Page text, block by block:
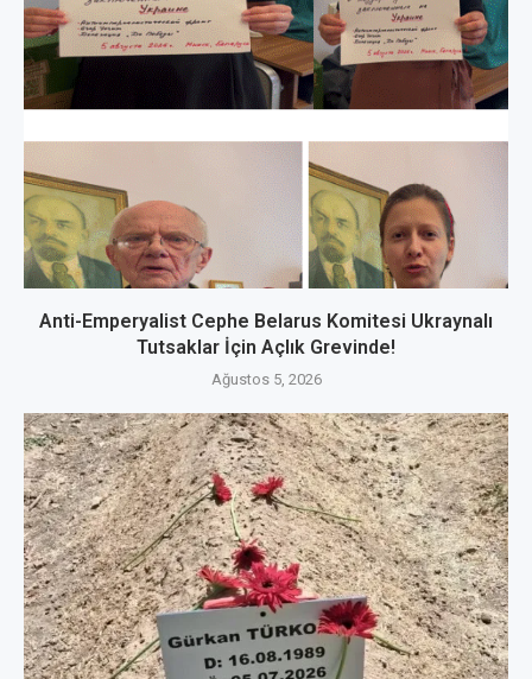
Anti-Emperyalist Cephe Belarus Komitesi Ukraynalı
Tutsaklar İçin Açlık Grevinde!
Ağustos 5, 2026